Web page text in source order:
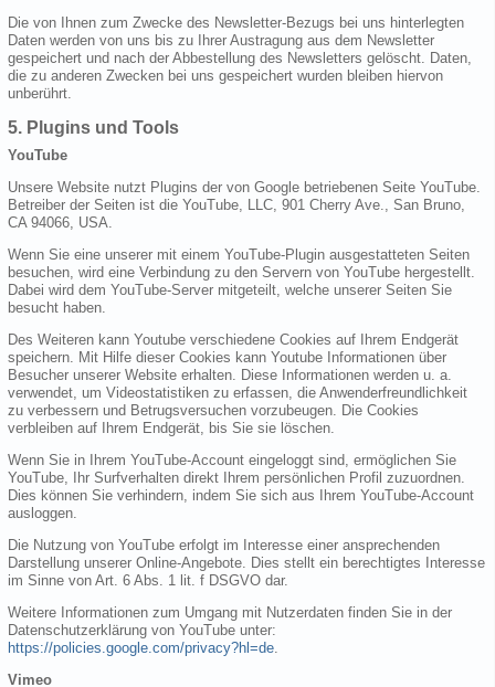
Die von Ihnen zum Zwecke des Newsletter-Bezugs bei uns hinterlegten
Daten werden von uns bis zu Ihrer Austragung aus dem Newsletter
gespeichert und nach der Abbestellung des Newsletters gelöscht. Daten,
die zu anderen Zwecken bei uns gespeichert wurden bleiben hiervon
unberührt.
5. Plugins und Tools
YouTube
Unsere Website nutzt Plugins der von Google betriebenen Seite YouTube.
Betreiber der Seiten ist die YouTube, LLC, 901 Cherry Ave., San Bruno,
CA 94066, USA.
Wenn Sie eine unserer mit einem YouTube-Plugin ausgestatteten Seiten
besuchen, wird eine Verbindung zu den Servern von YouTube hergestellt.
Dabei wird dem YouTube-Server mitgeteilt, welche unserer Seiten Sie
besucht haben.
Des Weiteren kann Youtube verschiedene Cookies auf Ihrem Endgerät
speichern. Mit Hilfe dieser Cookies kann Youtube Informationen über
Besucher unserer Website erhalten. Diese Informationen werden u. a.
verwendet, um Videostatistiken zu erfassen, die Anwenderfreundlichkeit
zu verbessern und Betrugsversuchen vorzubeugen. Die Cookies
verbleiben auf Ihrem Endgerät, bis Sie sie löschen.
Wenn Sie in Ihrem YouTube-Account eingeloggt sind, ermöglichen Sie
YouTube, Ihr Surfverhalten direkt Ihrem persönlichen Profil zuzuordnen.
Dies können Sie verhindern, indem Sie sich aus Ihrem YouTube-Account
ausloggen.
Die Nutzung von YouTube erfolgt im Interesse einer ansprechenden
Darstellung unserer Online-Angebote. Dies stellt ein berechtigtes Interesse
im Sinne von Art. 6 Abs. 1 lit. f DSGVO dar.
Weitere Informationen zum Umgang mit Nutzerdaten finden Sie in der
Datenschutzerklärung von YouTube unter:
https://policies.google.com/privacy?hl=de
Vimeo